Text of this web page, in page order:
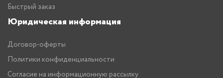
Быстрый заказ
Юридическая информация
Договор-оферты
Политики конфиденциальности
Согласие на информационную рассылку